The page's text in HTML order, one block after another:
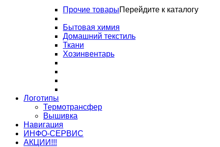
Прочие товарыПерейдите к каталогу
Бытовая химия
Домашний текстиль
Ткани
Хозинвентарь
Логотипы
Термотрансфер
Вышивка
Навигация
ИНФО-СЕРВИС
АКЦИИ!!!